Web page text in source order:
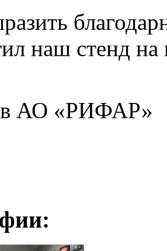
наш стенд на
АО «РИФАР»